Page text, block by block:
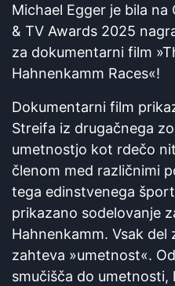
Michael Egger je bila
& TV Awards 2025
za dokumentarni film
Hahnenkamm Races«!
Dokumentarni film
Streifa iz drugačnega
umetnostjo kot rdečo
členom med različnimi
tega edinstvenega
prikazano sodelovanje
Hahnenkamm. Vsak del
zahteva »umetnost«.
smučišča do